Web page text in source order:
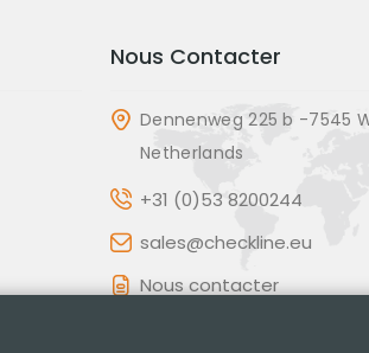
Nous Contacter
Dennenweg 225 b -7545
Netherlands
+31 (0)53 8200244
sales@checkline.eu
Nous contacter